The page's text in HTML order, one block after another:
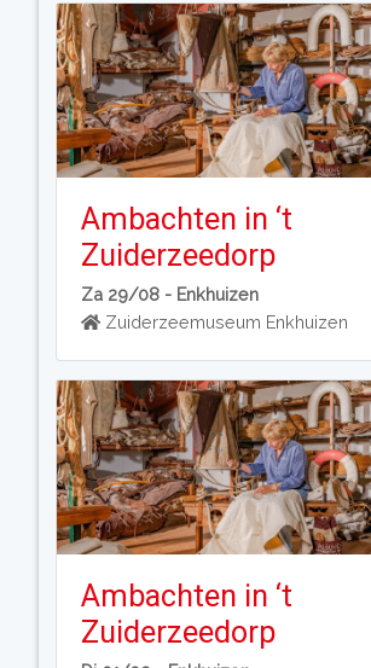
Ambachten in ‘t
Zuiderzeedorp
Za 29/08 - Enkhuizen
Zuiderzeemuseum Enkhuizen
Ambachten in ‘t
Zuiderzeedorp